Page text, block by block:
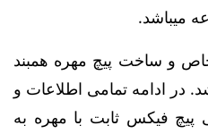
میباشد.
و ساخت پیچ مهره همبند
در ادامه تمامی اطلاعات و
فیکس ثابت با مهره به